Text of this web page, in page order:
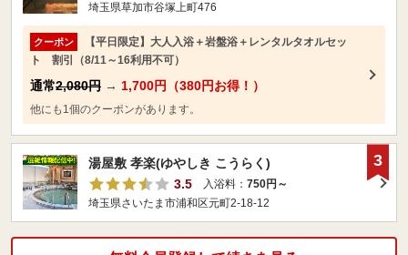
埼玉県草加市谷塚上町476
クーポン
【平日限定】大人入浴＋岩盤浴＋レンタルタオルセッ
ト 割引（8/11～16利用不可）
通常2,080円 → 1,700円（380円お得！）
他にも1個のクーポンがあります。
湯屋敷 孝楽(ゆやしき こうらく)
3.5
入浴料： 750円～
埼玉県さいたま市浦和区元町2-18-12
3